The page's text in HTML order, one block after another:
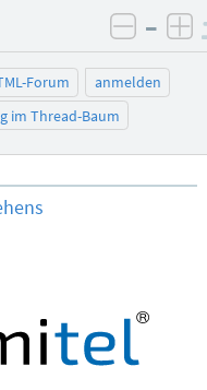
–
Forum
anmelden
im Thread-Baum